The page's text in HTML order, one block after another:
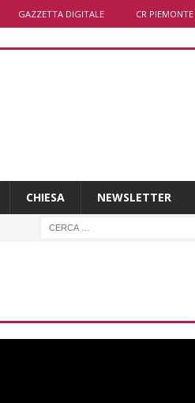
GAZZETTA DIGITALE CR PIEMONTE
CHIESA NEWSLETTER